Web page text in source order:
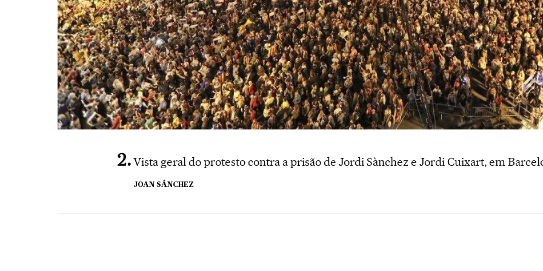
Vista geral do protesto contra a prisão de Jordi Sànchez e Jordi Cuixart, em
JOAN SÁNCHEZ